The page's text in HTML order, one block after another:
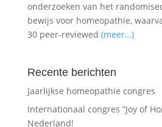
onderzoeken van het
bewijs voor homeopathie,
30 peer-reviewed (meer…)
Recente berichten
Jaarlijkse homeopathie congres
Internationaal congres “Joy of
Nederland!